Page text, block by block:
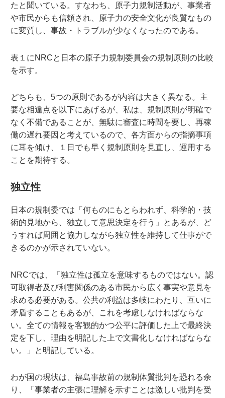
たと聞いている。すなわち、原子力規制活動が、事業者
や市民からも信頼され、原子力の安全文化が良質なもの
に変質し、事故・トラブルが少なくなったのである。
表１にNRCと日本の原子力規制委員会の規制原則の比較
を示す。
どちらも、5つの原則であるが内容は大きく異なる。主
要な相違点を以下にあげるが、私は、規制原則が明確で
なく不備であることが、無駄に審査に時間を要し、再稼
働の遅れ要因と考えているので、各方面からの指摘事項
に耳を傾け、１日でも早く規制原則を見直し、運用する
ことを期待する。
独立性
日本の規制委では「何ものにもとらわれず、科学的・技
術的見地から、独立して意思決定を行う」とあるが、ど
うすれば周囲と協力しながら独立性を維持して仕事がで
きるのかが示されていない。
NRCでは、「独立性は孤立を意味するものではない。認
可取得者及び利害関係のある市民から広く事実や意見を
求める必要がある。公共の利益は多岐にわたり、互いに
矛盾することもあるが、これを考慮しなければならな
い。全ての情報を客観的かつ公平に評価した上で最終決
定を下し、理由を明記した上で文書化しなければならな
い。」と明記している。
わが国の現状は、福島事故前の規制体質批判を恐れる余
り、「事業者の主張に理解を示すことは激しい批判を受